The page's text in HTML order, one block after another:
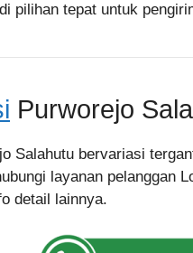
pilihan tepat untuk
Purworejo
Salahutu bervariasi
layanan pelanggan
detail lainnya.